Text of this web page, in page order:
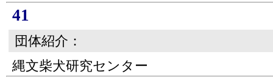
41
団体紹介：
縄文柴犬研究センター